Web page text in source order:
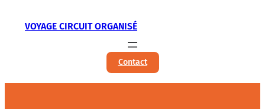
VOYAGE CIRCUIT ORGANISÉ
Contact